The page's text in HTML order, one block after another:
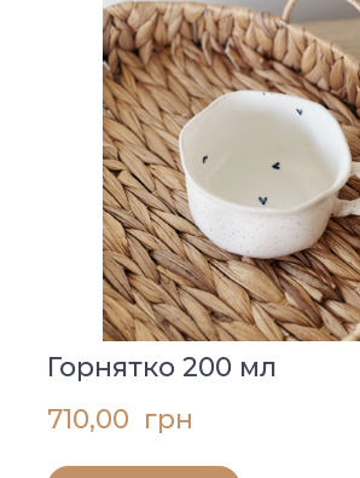
Горнятко 200 мл
710,00  грн